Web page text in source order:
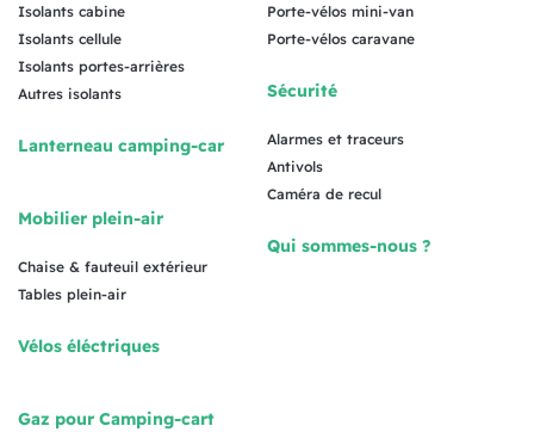
Isolants cabine
Isolants cellule
Isolants portes-arrières
Autres isolants
Lanterneau camping-car
Mobilier plein-air
Chaise & fauteuil extérieur
Tables plein-air
Vélos éléctriques
Gaz pour Camping-cart
Porte-vélos mini-van
Porte-vélos caravane
Sécurité
Alarmes et traceurs
Antivols
Caméra de recul
Qui sommes-nous ?